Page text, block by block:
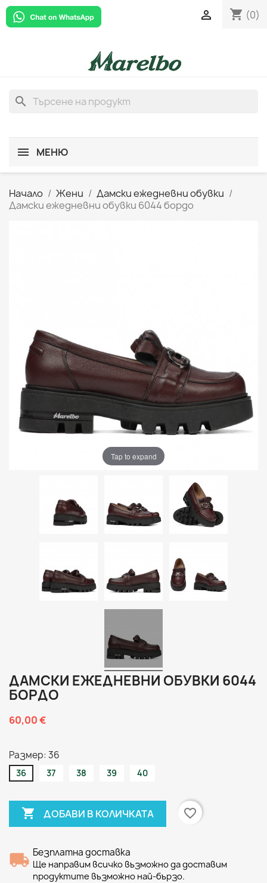
shopping_cart (0)

search
МЕНЮ
Начало Жени
Дамски ежедневни обувки
Дамски ежедневни обувки 6044 бордо
Tap to expand
ДАМСКИ ЕЖЕДНЕВНИ ОБУВКИ 6044
БОРДО
60,00 €
Размер: 36
36 37 38 39 40
 ДОБАВИ В КОЛИЧКАТА favorite_border
Безплатна доставка
Ще направим всичко възможно да доставим
продуктите възможно най-бързо.